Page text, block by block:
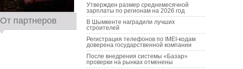
От партнеров
Утвержден размер среднемесячной
зарплаты по регионам на 2026 год
В Шымкенте наградили лучших
строителей
Регистрация телефонов по IMEI-кодам
доверена государственной компании
После внедрения системы «Базар»
проверки на рынках отменены